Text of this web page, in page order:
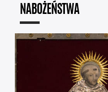
NABOŻEŃSTWA